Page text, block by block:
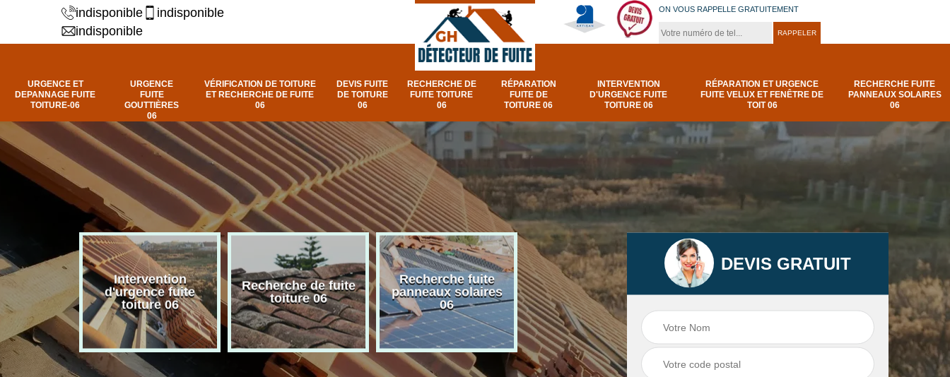
indisponible
indisponible
indisponible
ON VOUS RAPPELLE GRATUITEMENT
URGENCE ET
DEPANNAGE FUITE
TOITURE-06
URGENCE
FUITE
GOUTTIÈRES
06
VÉRIFICATION DE TOITURE
ET RECHERCHE DE FUITE
06
DEVIS FUITE
DE TOITURE
06
RECHERCHE DE
FUITE TOITURE
06
RÉPARATION
FUITE DE
TOITURE 06
INTERVENTION
D'URGENCE FUITE
TOITURE 06
RÉPARATION ET URGENCE
FUITE VELUX ET FENÊTRE DE
TOIT 06
RECHERCHE FUITE
PANNEAUX SOLAIRES
06
de
Intervention
d'urgence fuite
toiture 06
Recherche de fuite
toiture 06
Recherche fuite
panneaux solaires
06
Réparation et
urgence fuite velux
et fenêtre de toit 06
Réparation fuite de
toiture 06
Urgence et
depannage fuite
toiture-06
DEVIS GRATUIT